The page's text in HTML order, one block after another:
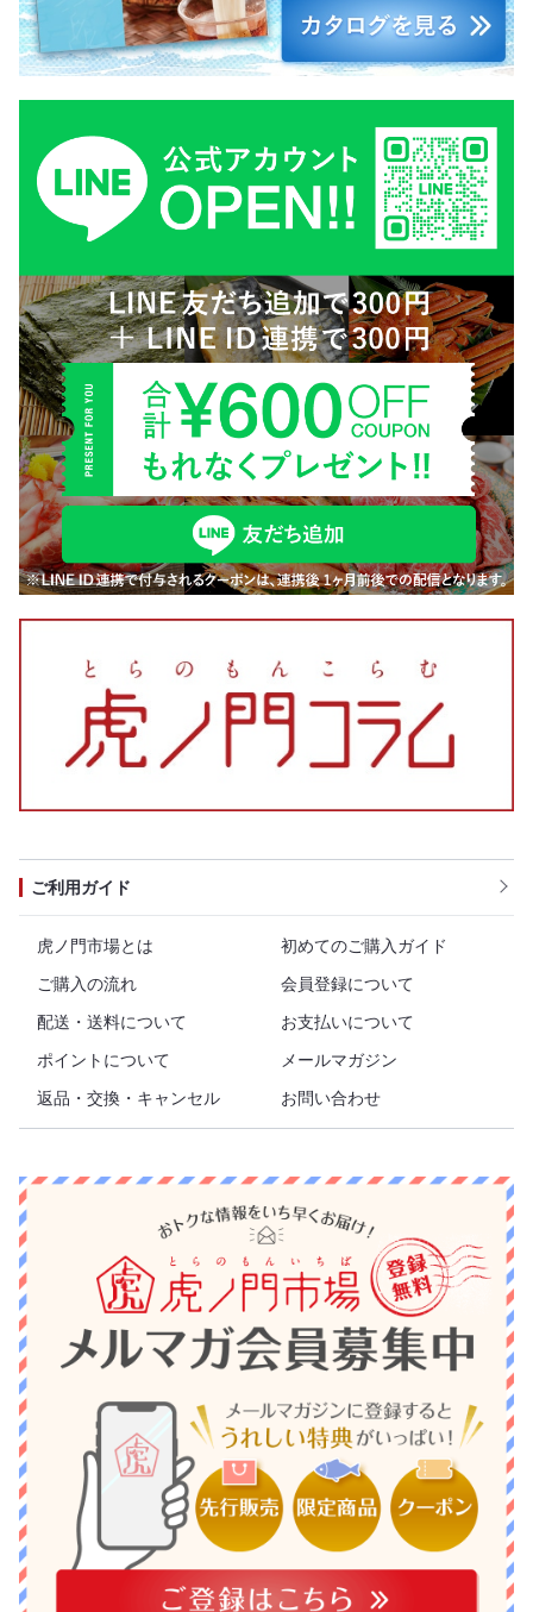
ご利用ガイド
虎ノ門市場とは
初めてのご購入ガイド
ご購入の流れ
会員登録について
配送・送料について
お支払いについて
ポイントについて
メールマガジン
返品・交換・キャンセル
お問い合わせ